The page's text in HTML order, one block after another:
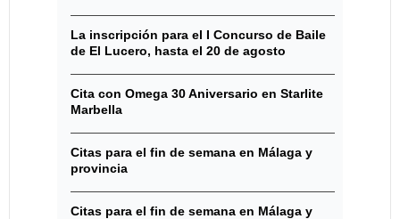
La inscripción para el I Concurso de Baile
de El Lucero, hasta el 20 de agosto
Cita con Omega 30 Aniversario en Starlite
Marbella
Citas para el fin de semana en Málaga y
provincia
Citas para el fin de semana en Málaga y